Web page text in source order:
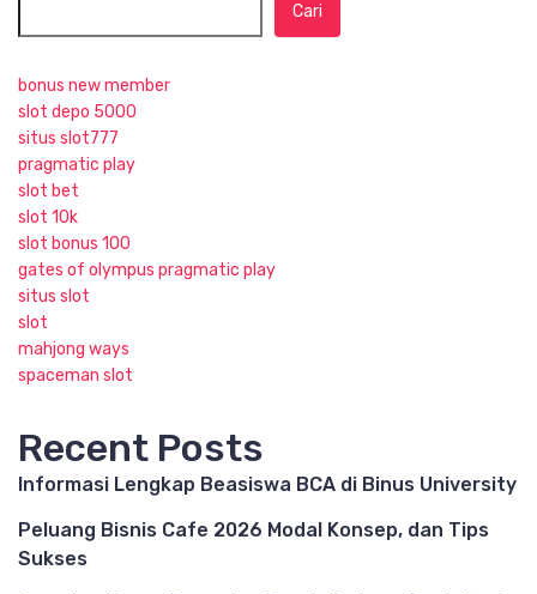
Cari
bonus new member
slot depo 5000
situs slot777
pragmatic play
slot bet
slot 10k
slot bonus 100
gates of olympus pragmatic play
situs slot
slot
mahjong ways
spaceman slot
Recent Posts
Informasi Lengkap Beasiswa BCA di Binus University
Peluang Bisnis Cafe 2026 Modal Konsep, dan Tips
Sukses